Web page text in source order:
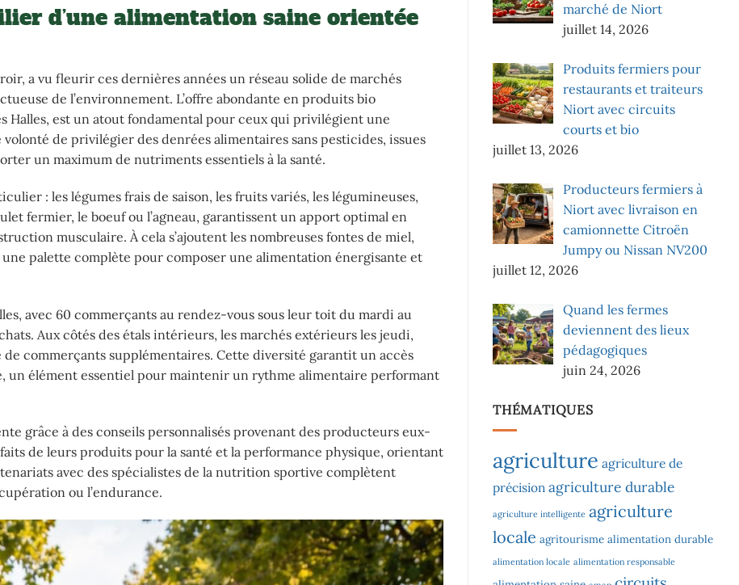
d’une alimentation saine orientée
a vu fleurir ces dernières années un réseau solide de marchés
de l’environnement. L’offre abondante en produits bio
Halles, est un atout fondamental pour ceux qui privilégient une
de privilégier des denrées alimentaires sans pesticides, issues
un maximum de nutriments essentiels à la santé.
: les légumes frais de saison, les fruits variés, les légumineuses,
fermier, le boeuf ou l’agneau, garantissent un apport optimal en
musculaire. À cela s’ajoutent les nombreuses fontes de miel,
palette complète pour composer une alimentation énergisante et
avec 60 commerçants au rendez-vous sous leur toit du mardi au
Aux côtés des étals intérieurs, les marchés extérieurs les jeudi,
commerçants supplémentaires. Cette diversité garantit un accès
un élément essentiel pour maintenir un rythme alimentaire performant
grâce à des conseils personnalisés provenant des producteurs eux-
de leurs produits pour la santé et la performance physique, orientant
avec des spécialistes de la nutrition sportive complètent
ou l’endurance.
marché de Niort
juillet 14, 2026
Produits fermiers pour
restaurants et traiteurs
Niort avec circuits
courts et bio
juillet 13, 2026
Producteurs fermiers à
Niort avec livraison en
camionnette Citroën
Jumpy ou Nissan NV200
juillet 12, 2026
Quand les fermes
deviennent des lieux
pédagogiques
juin 24, 2026
THÉMATIQUES
agriculture agriculture de
précision agriculture durable
agriculture intelligente agriculture
locale agritourisme alimentation durable
alimentation locale alimentation responsable